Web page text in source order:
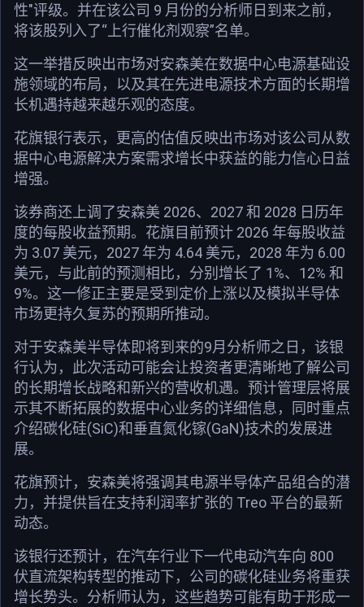
性"评级。并在该公司 9 月份的分析师日到来之前，
将该股列入了“上行催化剂观察”名单。
这一举措反映出市场对安森美在数据中心电源基础设
施领域的布局，以及其在先进电源技术方面的长期增
长机遇持越来越乐观的态度。
花旗银行表示，更高的估值反映出市场对该公司从数
据中心电源解决方案需求增长中获益的能力信心日益
增强。
该券商还上调了安森美 2026、2027 和 2028 日历年
度的每股收益预期。花旗目前预计 2026 年每股收益
为 3.07 美元，2027 年为 4.64 美元，2028 年为 6.00
美元，与此前的预测相比，分别增长了 1%、12% 和
9%。这一修正主要是受到定价上涨以及模拟半导体
市场更持久复苏的预期所推动。
对于安森美半导体即将到来的9月分析师之日，该银
行认为，此次活动可能会让投资者更清晰地了解公司
的长期增长战略和新兴的营收机遇。预计管理层将展
示其不断拓展的数据中心业务的详细信息，同时重点
介绍碳化硅(SiC)和垂直氮化镓(GaN)技术的发展进
展。
花旗预计，安森美将强调其电源半导体产品组合的潜
力，并提供旨在支持利润率扩张的 Treo 平台的最新
动态。
该银行还预计，在汽车行业下一代电动汽车向 800
伏直流架构转型的推动下，公司的碳化硅业务将重获
增长势头。分析师认为，这些趋势可能有助于形成一